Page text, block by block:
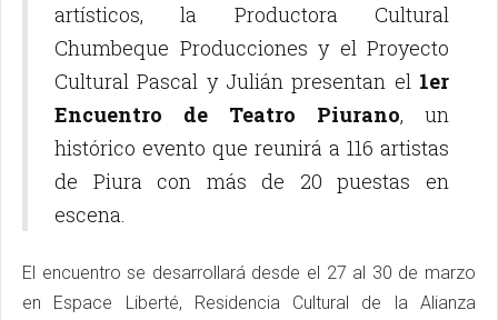
artísticos, la Productora Cultural
Chumbeque Producciones y el Proyecto
Cultural Pascal y Julián presentan el 1er
Encuentro de Teatro Piurano, un
histórico evento que reunirá a 116 artistas
de Piura con más de 20 puestas en
escena.
El encuentro se desarrollará desde el 27 al 30 de marzo
en Espace Liberté, Residencia Cultural de la Alianza